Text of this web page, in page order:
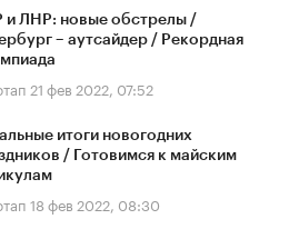
и ЛНР: новые обстрелы /
– аутсайдер / Рекордная
21 фев 2022, 07:52
итоги новогодних
/ Готовимся к майским
18 фев 2022, 08:30